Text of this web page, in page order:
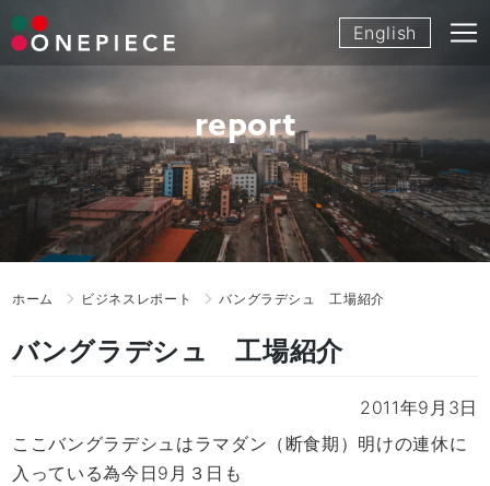
Skip
to
English
report
ホーム ビジネスレポート バングラデシュ 工場紹介
バングラデシュ 工場紹介
2011年9月3日
ここバングラデシュはラマダン（断食期）明けの連休に
入っている為今日9月３日も